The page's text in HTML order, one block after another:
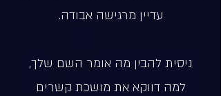
עדיין מרגישה אבודה.
ניסית להבין מה אומר השם שלך,
למה דווקא את מושכת קשרים